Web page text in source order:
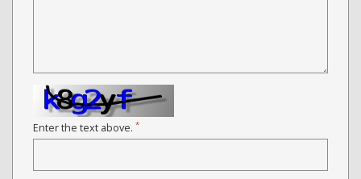
Enter the text above. *